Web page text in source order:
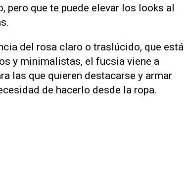
pero que te puede elevar los looks al
del rosa claro o traslúcido, que está
y minimalistas, el fucsia viene a
las que quieren destacarse y armar
de hacerlo desde la ropa.